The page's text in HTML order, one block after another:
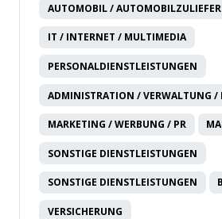
AUTOMOBIL /
IT / INTERNET / MULTIMEDIA
PERSONALDIENSTLEISTUNGEN
ADMINISTRATION / VERWALTUNG /
MARKETING / WERBUNG / PR
SONSTIGE DIENSTLEISTUNGEN
SONSTIGE DIENSTLEISTUNGEN
VERSICHERUNG